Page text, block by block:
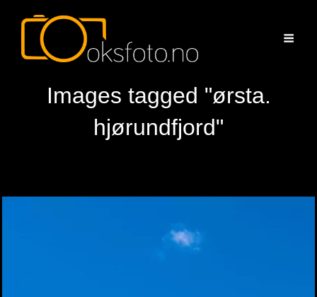
Images tagged "ørsta.
hjørundfjord"